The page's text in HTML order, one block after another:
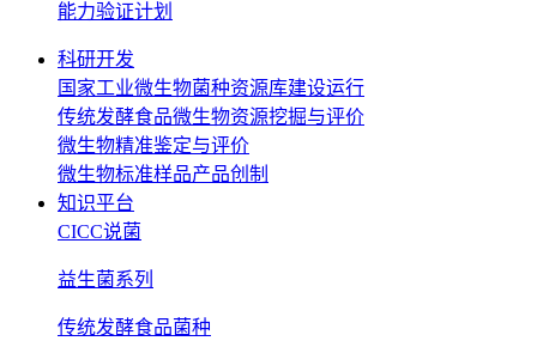
能力验证计划
科研开发
国家工业微生物菌种资源库建设运行
传统发酵食品微生物资源挖掘与评价
微生物精准鉴定与评价
微生物标准样品产品创制
知识平台
CICC说菌
益生菌系列
传统发酵食品菌种